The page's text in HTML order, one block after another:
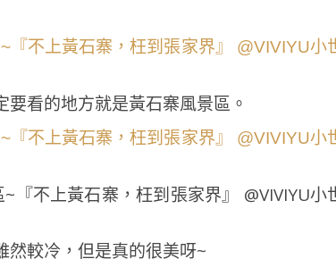
看的地方就是黃石寨風景區。
然較冷，但是真的很美呀~